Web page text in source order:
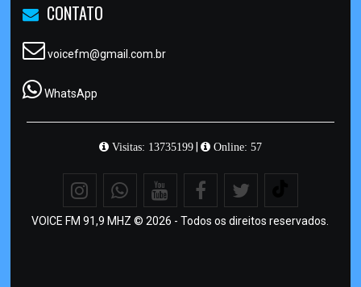
CONTATO
voicefm@gmail.com.br
WhatsApp
Visitas: 13735199| Online: 57
VOICE FM 91,9 MHZ © 2026 - Todos os direitos reservados.